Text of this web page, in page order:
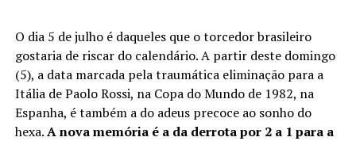
O dia 5 de julho é daqueles que o torcedor brasileiro
gostaria de riscar do calendário. A partir deste domingo
(5), a data marcada pela traumática eliminação para a
Itália de Paolo Rossi, na Copa do Mundo de 1982, na
Espanha, é também a do adeus precoce ao sonho do
hexa.A nova memória é a da derrota por 2 a 1 para a